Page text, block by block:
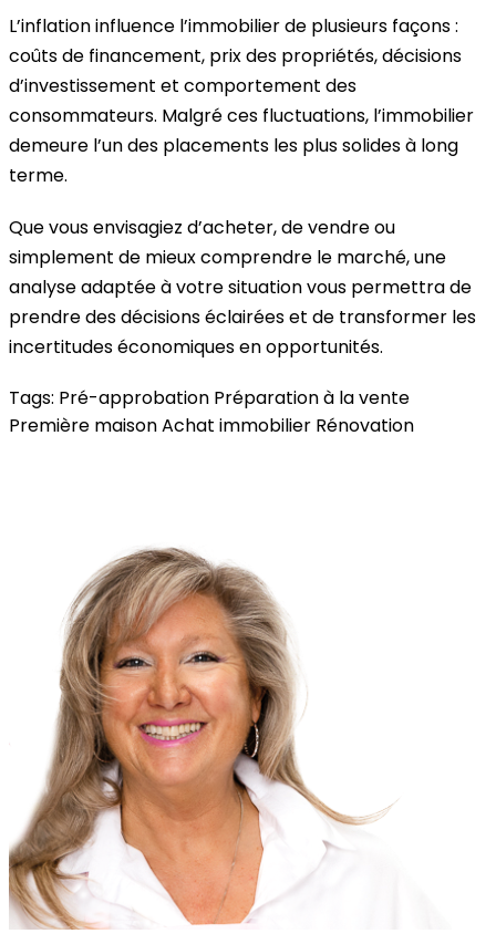
L’inflation influence l’immobilier de plusieurs façons :
coûts de financement, prix des propriétés, décisions
d’investissement et comportement des
consommateurs. Malgré ces fluctuations, l’immobilier
demeure l’un des placements les plus solides à long
terme.
Que vous envisagiez d’acheter, de vendre ou
simplement de mieux comprendre le marché, une
analyse adaptée à votre situation vous permettra de
prendre des décisions éclairées et de transformer les
incertitudes économiques en opportunités.
Tags: Pré-approbation Préparation à la vente
Première maisonAchat immobilier Rénovation